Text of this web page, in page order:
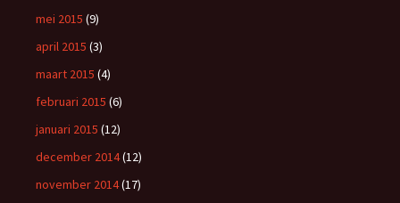
mei 2015 (9)
april 2015 (3)
maart 2015 (4)
februari 2015 (6)
januari 2015 (12)
december 2014(12)
november 2014(17)